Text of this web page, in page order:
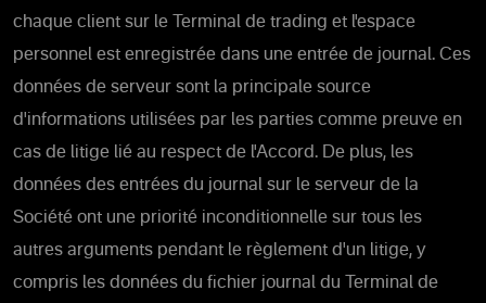
chaque client sur le Terminal de trading et l'espace
personnel est enregistrée dans une entrée de journal. Ces
données de serveur sont la principale source
d'informations utilisées par les parties comme preuve en
cas de litige lié au respect de l'Accord. De plus, les
données des entrées du journal sur le serveur de la
Société ont une priorité inconditionnelle sur tous les
autres arguments pendant le règlement d'un litige, y
compris les données du fichier journal du Terminal de